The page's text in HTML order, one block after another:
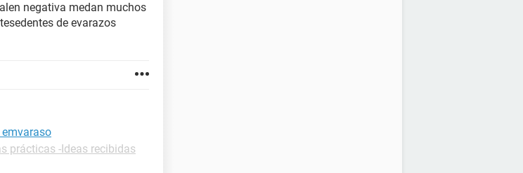
negativa medan muchos
de evarazos
prácticas -Ideas recibidas